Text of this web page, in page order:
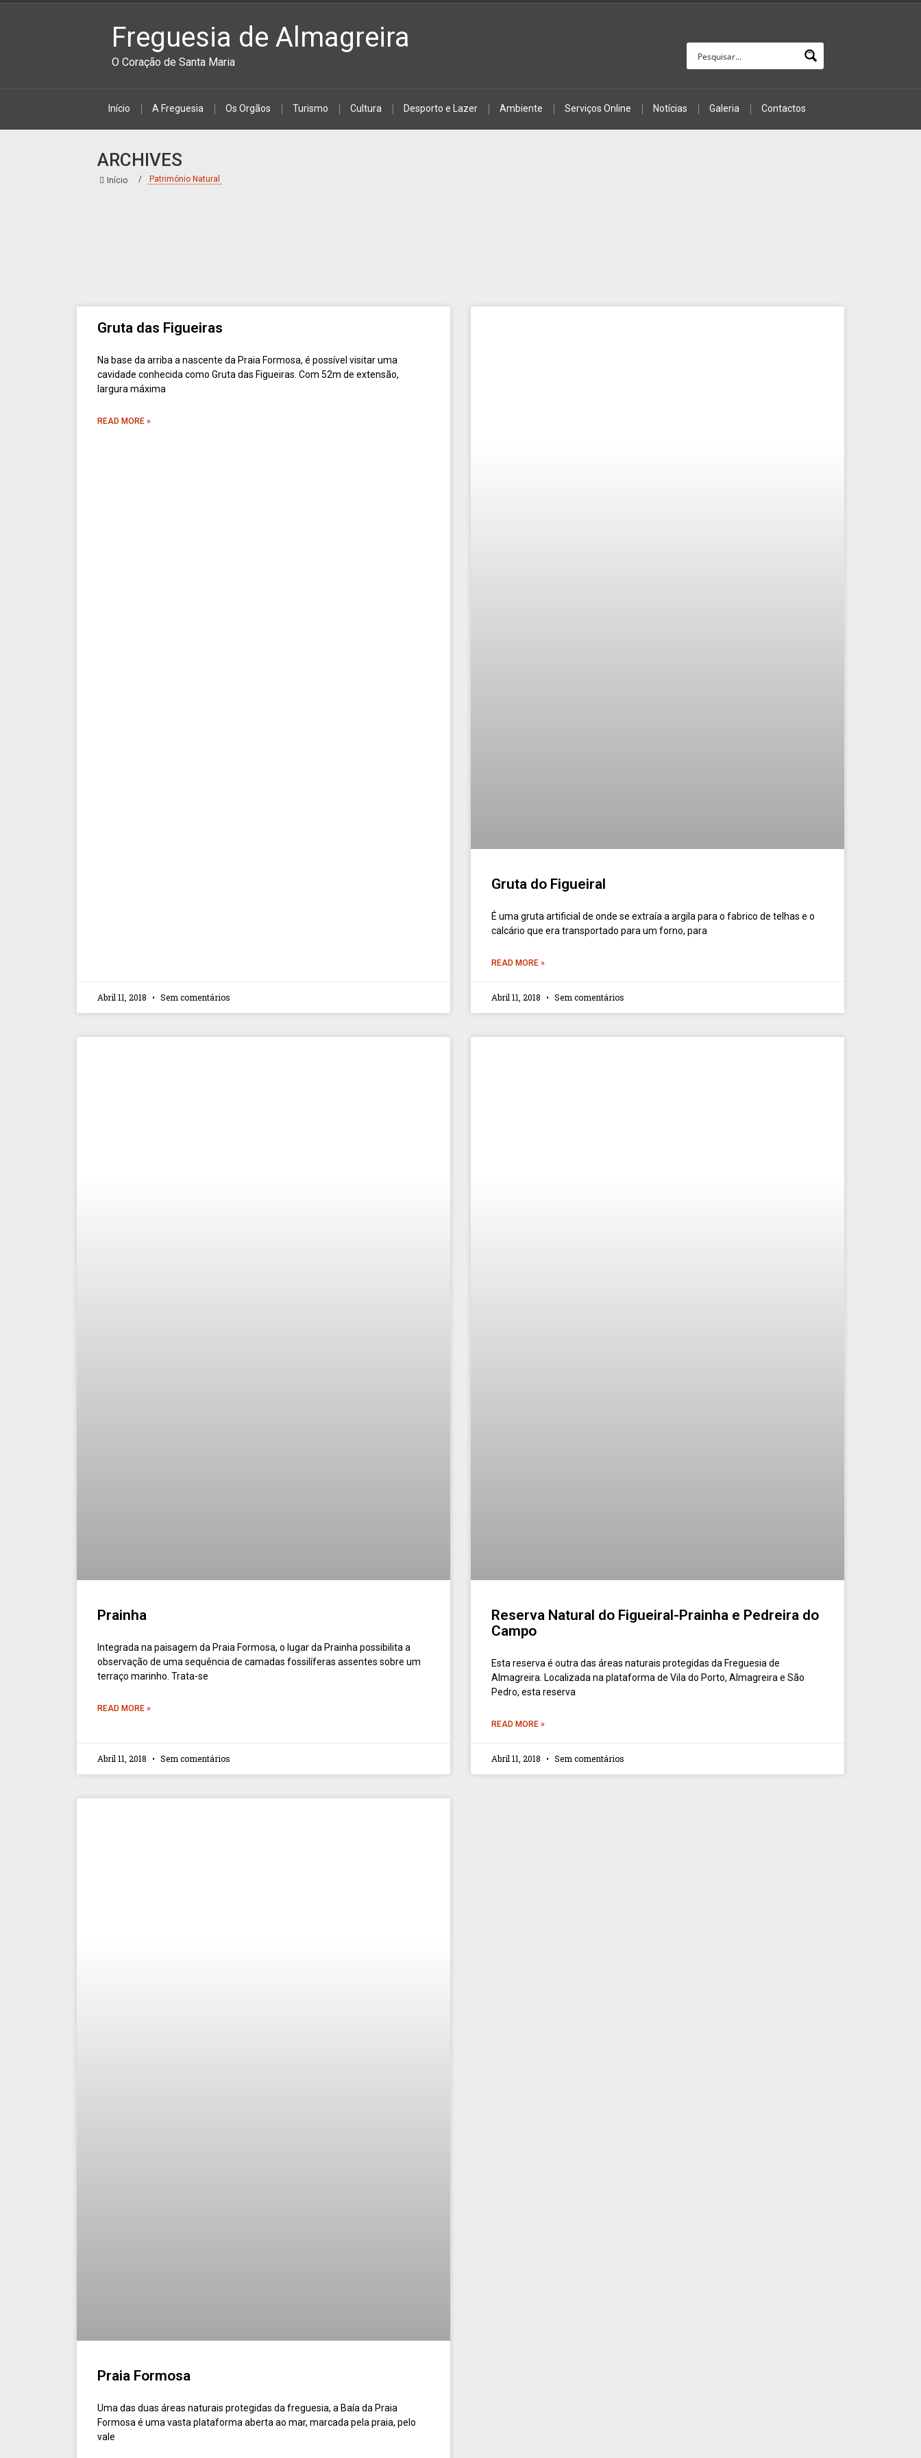
Freguesia de Almagreira
O Coração de Santa Maria
Início A Freguesia Os Orgãos Turismo Cultura Desporto e Lazer Ambiente Serviços Online Notícias Galeria Contactos
ARCHIVES
Início Património Natural
Gruta das Figueiras
Na base da arriba a nascente da Praia Formosa, é possível visitar uma
cavidade conhecida como Gruta das Figueiras. Com 52m de extensão,
largura máxima
READ MORE »
Abril 11, 2018 Sem comentários
Gruta do Figueiral
É uma gruta artificial de onde se extraía a argila para o fabrico de telhas e o
calcário que era transportado para um forno, para
READ MORE »
Abril 11, 2018 Sem comentários
Prainha
Integrada na paisagem da Praia Formosa, o lugar da Prainha possibilita a
observação de uma sequência de camadas fossilíferas assentes sobre um
terraço marinho. Trata-se
READ MORE »
Abril 11, 2018 Sem comentários
Reserva Natural do Figueiral-Prainha e Pedreira do
Campo
Esta reserva é outra das áreas naturais protegidas da Freguesia de
Almagreira. Localizada na plataforma de Vila do Porto, Almagreira e São
Pedro, esta reserva
READ MORE »
Abril 11, 2018 Sem comentários
Praia Formosa
Uma das duas áreas naturais protegidas da freguesia, a Baía da Praia
Formosa é uma vasta plataforma aberta ao mar, marcada pela praia, pelo
vale